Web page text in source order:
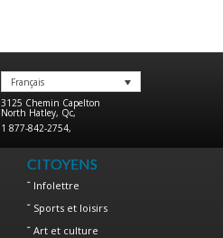
Français
3125 Chemin Capelton
North Hatley, Qc,
1 877-842-2754,
CITOYENS
Infolettre
Sports et loisirs
Art et culture